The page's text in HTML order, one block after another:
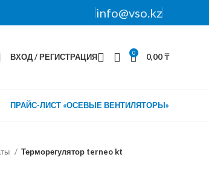
info@vso.kz
ВХОД / РЕГИСТРАЦИЯ 0 0,00₸
ПРАЙС-ЛИСТ «ОСЕВЫЕ ВЕНТИЛЯТОРЫ»
Терморегулятор terneo kt